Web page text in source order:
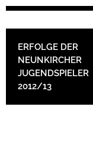
ERFOLGE DER
NEUNKIRCHER
JUGENDSPIELER
2012/13